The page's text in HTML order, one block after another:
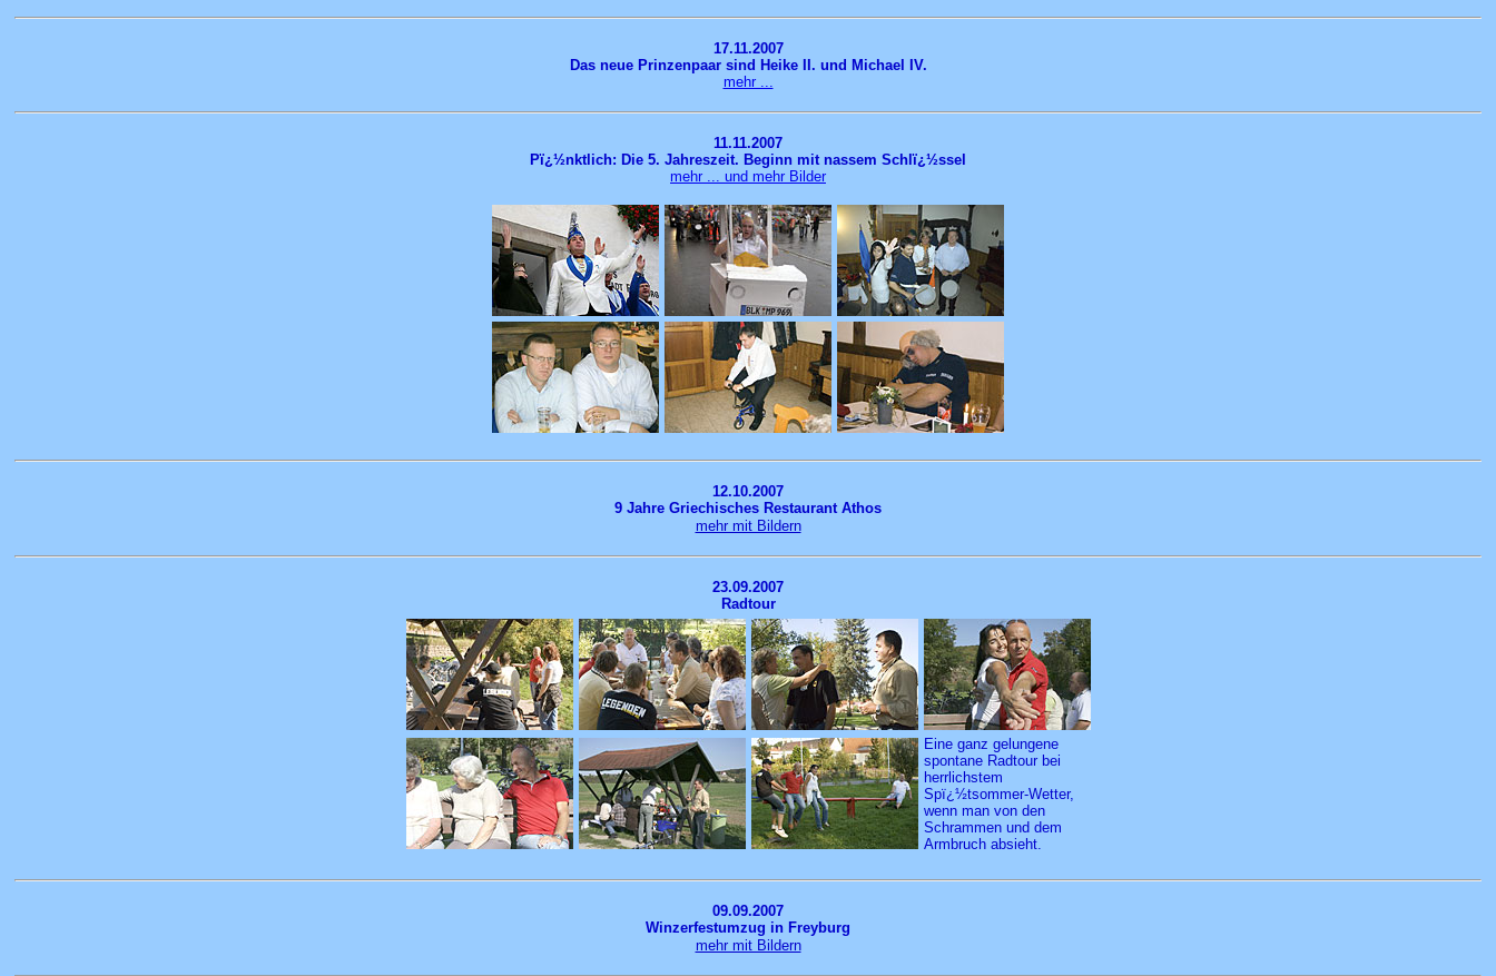
17.11.2007
Das neue Prinzenpaar sind Heike II. und Michael IV.
mehr ...
11.11.2007
Pï¿½nktlich: Die 5. Jahreszeit. Beginn mit nassem Schlï¿½ssel
mehr ... und mehr Bilder
12.10.2007
9 Jahre Griechisches Restaurant Athos
mehr mit Bildern
23.09.2007
Radtour
Eine ganz gelungene
spontane Radtour bei
herrlichstem
Spï¿½tsommer-Wetter,
wenn man von den
Schrammen und dem
Armbruch absieht.
09.09.2007
Winzerfestumzug in Freyburg
mehr mit Bildern